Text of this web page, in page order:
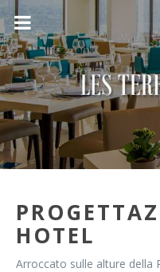
HOTEL
Arroccato sulle alture della